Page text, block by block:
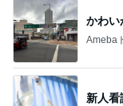
かわい
Ameba
新人看